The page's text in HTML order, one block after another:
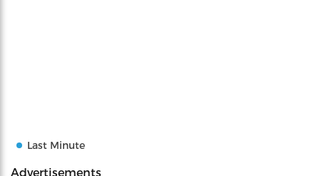
Last Minute
Advertisements